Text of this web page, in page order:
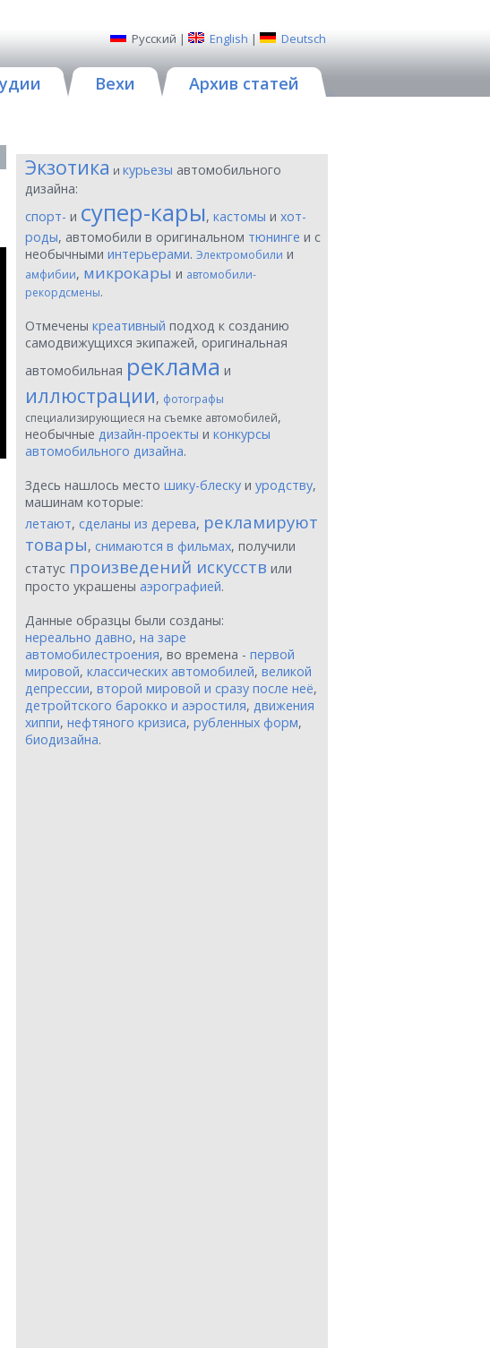
Русский | English | Deutsch
Вехи Архив статей
Экзотика и курьезы автомобильного
дизайна:
спорт- и супер-кары, кастомы и хот-
роды, автомобили в оригинальном тюнинге и с
необычными интерьерами. Электромобили и
амфибии, микрокары и автомобили-
рекордсмены.
Отмечены креативный подход к созданию
самодвижущихся экипажей, оригинальная
автомобильная реклама и
иллюстрации, фотографы
специализирующиеся на съемке автомобилей,
необычные дизайн-проекты и конкурсы
автомобильного дизайна.
Здесь нашлось место шику-блеску и уродству,
машинам которые:
летают, сделаны из дерева, рекламируют
товары, снимаются в фильмах, получили
статус произведений искусств или
просто украшены аэрографией.
Данные образцы были созданы:
нереально давно, на заре
автомобилестроения, во времена - первой
мировой, классических автомобилей, великой
депрессии, второй мировой и сразу после неё,
детройтского барокко и аэростиля, движения
хиппи, нефтяного кризиса, рубленных форм,
биодизайна.